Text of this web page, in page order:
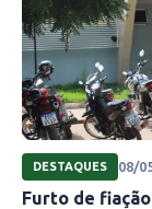
DESTAQUES 08/
Furto de